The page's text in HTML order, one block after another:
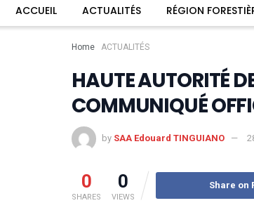
ACCUEIL ACTUALITÉS RÉGION
Home ACTUALITÉS
HAUTE AUTORITÉ
COMMUNIQUÉ
by SAA Edouard TINGUIANO
0
SHARES
0
VIEWS
Share on